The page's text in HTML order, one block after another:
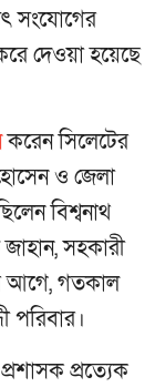
সংযোগের
দেওয়া হয়েছে
করেন সিলেটের
ও জেলা
বিশ্বনাথ
সহকারী
আগে, গতকাল
পরিবার।
প্রত্যেক